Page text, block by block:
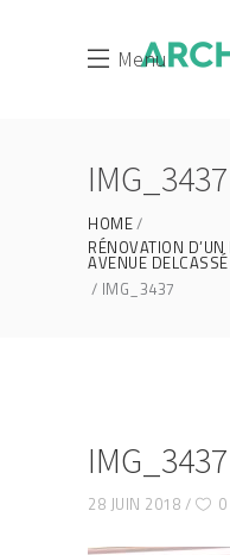
Menu
IMG_3437
HOME
RÉNOVATION
AVENUE DELCASSÉ
IMG_3437
IMG_3437
28 JUIN 2018 0